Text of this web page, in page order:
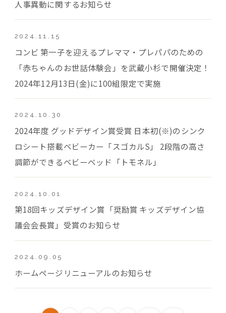
人事異動に関するお知らせ
2024.11.15
コンビ 第一子を迎えるプレママ・プレパパのための
「赤ちゃんのお世話体験会」を武蔵小杉で開催決定！
2024年12月13日(金)に100組限定で実施
2024.10.30
2024年度 グッドデザイン賞受賞 日本初(※)のシンク
ロシート搭載ベビーカー「スゴカルS」 2段階の高さ
調節ができるベビーベッド「トモネル」
2024.10.01
第18回キッズデザイン賞「奨励賞 キッズデザイン協
議会会長賞」受賞のお知らせ
2024.09.05
ホームページリニューアルのお知らせ